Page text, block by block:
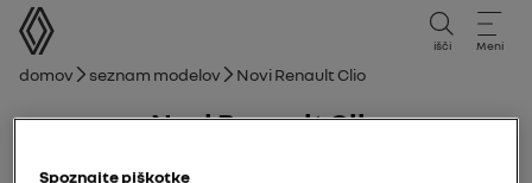
uporabniški priročnik
išči Meni
Drobtina
Domov Seznam modelov Novi Renault Clio
Novi Renault Clio
15/09/2025
Spoznajte piškotke